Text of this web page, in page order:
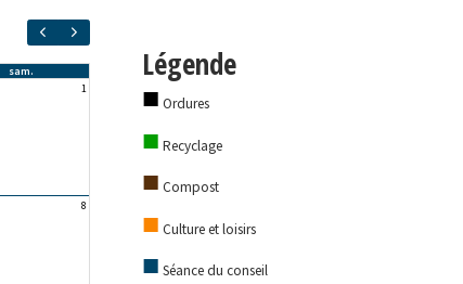
Légende
■ Ordures
■ Recyclage
■ Compost
■ Culture et loisirs
■ Séance du conseil